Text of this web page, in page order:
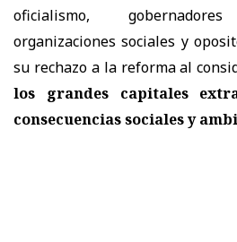
oficialismo,
organizaciones sociales y
su rechazo a la reforma al
los grandes capitales
consecuencias sociales y